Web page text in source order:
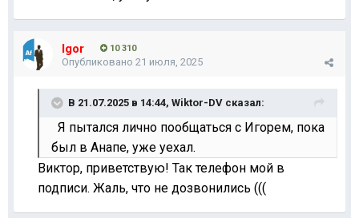
Igor 10 310
Опубликовано 21 июля, 2025
В 21.07.2025 в 14:44, Wiktor-DV сказал:
Я пытался лично пообщаться с Игорем, пока
был в Анапе, уже уехал.
Виктор, приветствую! Так телефон мой в
подписи. Жаль, что не дозвонились (((